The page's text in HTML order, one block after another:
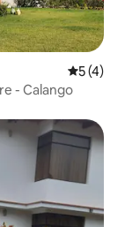
5 (4)
- Calango